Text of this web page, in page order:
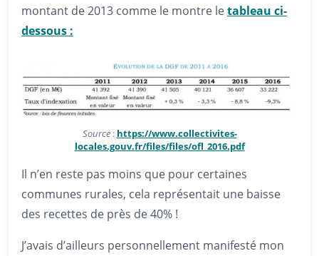
montant de 2013 comme le montre letableau ci-
dessous :
Source : https://www.collectivites-
locales.gouv.fr/files/files/ofl_2016.pdf
Il n’en reste pas moins que pour certaines
communes rurales, cela représentait une baisse
des recettes de près de 40% !
J’avais d’ailleurs personnellement manifesté mon